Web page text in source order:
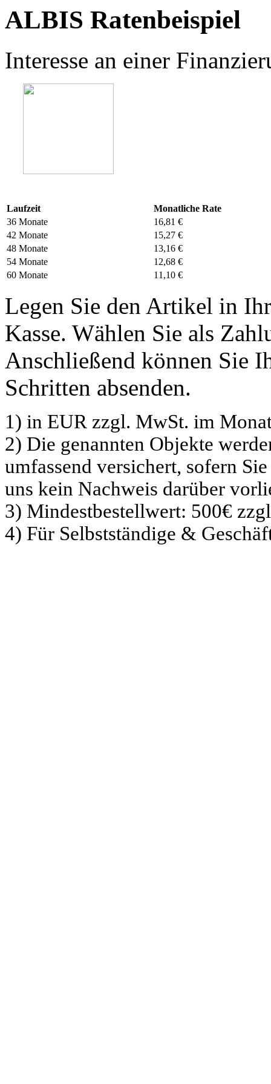
ALBIS Ratenbeispiel
Interesse an einer
Laufzeit
Monatliche Rate
36 Monate
16,81 €
42 Monate
15,27 €
48 Monate
13,16 €
54 Monate
12,68 €
60 Monate
11,10 €
Legen Sie den Artikel in
Kasse. Wählen Sie als
Anschließend können Sie
Schritten absenden.
1) in EUR zzgl. MwSt. im
2) Die genannten Objekte
umfassend versichert, sofern
uns kein Nachweis darüber
3) Mindestbestellwert: 500€
4) Für Selbstständige &